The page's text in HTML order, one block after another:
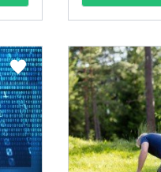
favorite